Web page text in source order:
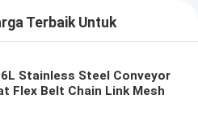
Terbaik Untuk
Stainless Steel Conveyor
Flex Belt Chain Link Mesh